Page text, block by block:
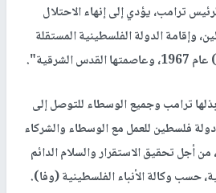
ترامب، يؤدي إلى إنهاء الاحتلال
وإقامة الدولة الفلسطينية المستقلة
ترامب وجميع الوسطاء للتوصل إلى
دولة فلسطين للعمل مع الوسطاء والشركاء
من أجل تحقيق الاستقرار والسلام الدائم
حسب وكالة الأنباء الفلسطينية (وفا).